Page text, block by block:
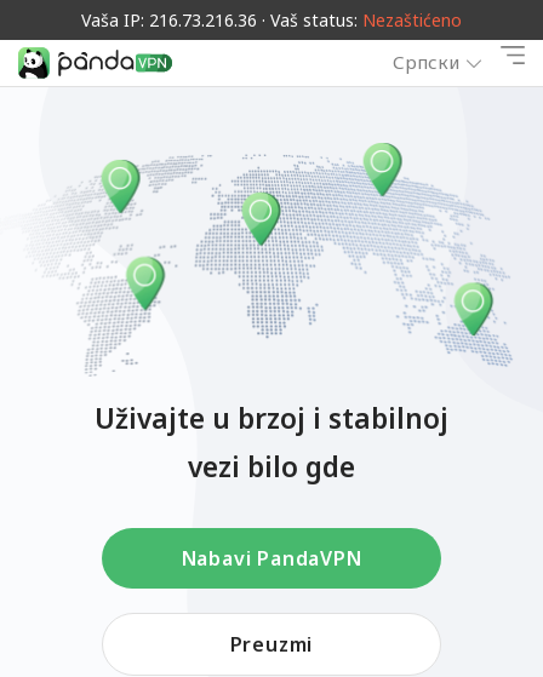
Vaša IP: 216.73.216.36 · Vaš status: Nezaštićeno
Српски
Uživajte u brzoj i stabilnoj
vezi bilo gde
Nabavi PandaVPN
Preuzmi